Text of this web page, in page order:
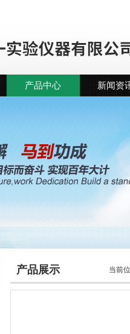
产品中心 新闻资
产品展示 当前